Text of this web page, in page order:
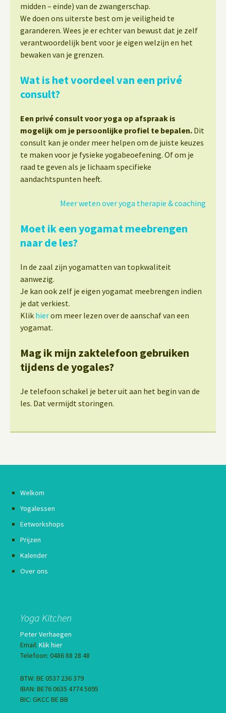
midden – einde) van de zwangerschap.
We doen ons uiterste best om je veiligheid te
garanderen. Wees je er echter van bewust dat je zelf
verantwoordelijk bent voor je eigen welzijn en het
bewaken van je grenzen.
Wat is het voordeel van een privé
consult?
Een privé consult voor yoga op afspraak is
mogelijk om je persoonlijke profiel te bepalen. Dit
consult kan je onder meer helpen om de juiste keuzes
te maken voor je fysieke yogabeoefening. Of om je
raad te geven als je lichaam specifieke
aandachtspunten heeft.
Meer weten over yoga therapie & coaching
Moet ik een yogamat meebrengen
naar de les?
In de zaal zijn yogamatten van topkwaliteit
aanwezig.
Je kan ook zelf je eigen yogamat meebrengen indien
je dat verkiest.
Klik hierom meer lezen over de aanschaf van een
yogamat.
Mag ik mijn zaktelefoon gebruiken
tijdens de yogales?
Je telefoon schakel je beter uit aan het begin van de
les. Dat vermijdt storingen.
Welkom
Yogalessen
Eetworkshops
Prijzen
Kalender
Over ons
Yoga Kitchen
Peter Verhaegen
Email: Klik hier
Telefoon: 0486 88 28 48
BTW: BE 0537 236 379
IBAN: BE76 0635 4774 5695
BIC: GKCC BE BB